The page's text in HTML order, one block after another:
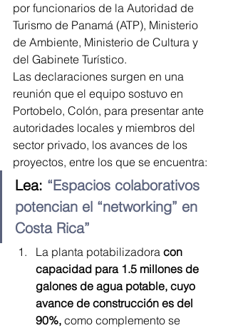
por funcionarios de la Autoridad de
Turismo de Panamá (ATP), Ministerio
de Ambiente, Ministerio de Cultura y
del Gabinete Turístico.
Las declaraciones surgen en una
reunión que el equipo sostuvo en
Portobelo, Colón, para presentar ante
autoridades locales y miembros del
sector privado, los avances de los
proyectos, entre los que se encuentra:
Lea: “Espacios colaborativos
potencian el “networking” en
Costa Rica”
La planta potabilizadora con
capacidad para 1.5 millones de
galones de agua potable, cuyo
avance de construcción es del
90%, como complemento se